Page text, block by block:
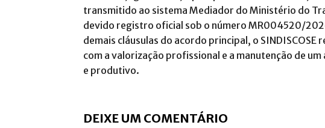
transmitido ao sistema Mediador do Ministério do
devido registro oficial sob o número MR004520/
demais cláusulas do acordo principal, o SINDISCOSE
com a valorização profissional e a manutenção de
e produtivo.
DEIXE UM COMENTÁRIO